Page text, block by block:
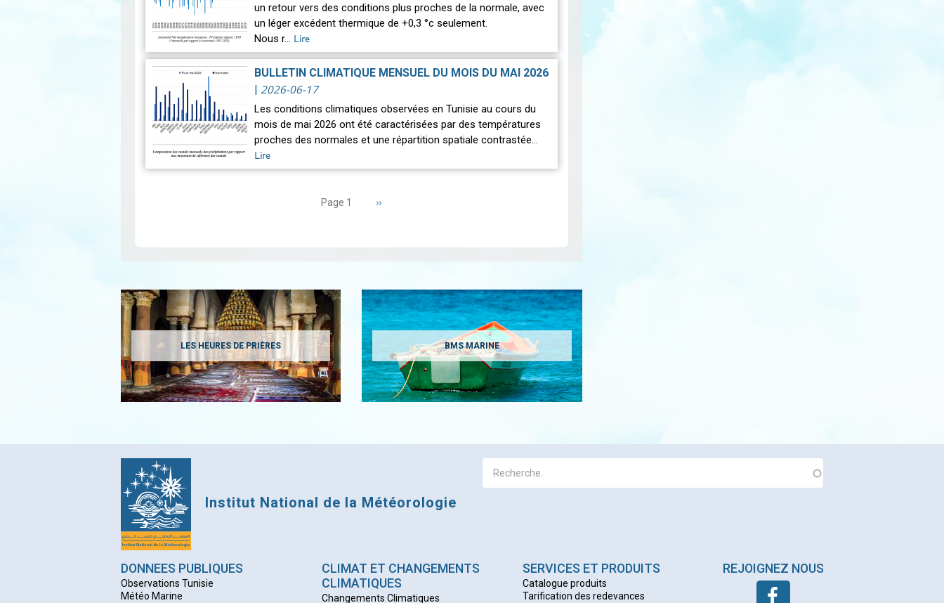
un retour vers des conditions plus proches de la normale, avec
un léger excédent thermique de +0,3 °c seulement.
Nous r… Lire
BULLETIN CLIMATIQUE MENSUEL DU MOIS DU MAI 2026
| 2026-06-17
Les conditions climatiques observées en Tunisie au cours du
mois de mai 2026 ont été caractérisées par des températures
proches des normales et une répartition spatiale contrastée…
Lire
Page 1 Page
››
LES HEURES DE PRIÈRES BMS MARINE
Institut National de la Météorologie
DONNEES PUBLIQUES
Observations Tunisie
Météo Marine
CLIMAT ET CHANGEMENTS
CLIMATIQUES
Changements Climatiques
SERVICES ET PRODUITS
Catalogue produits
Tarification des redevances
REJOIGNEZ NOUS